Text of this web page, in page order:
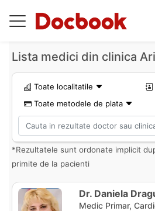
Lista medici din clinica
Toate localitatile
Toate metodele de plata
*Rezultatele sunt ordonate implicit
primite de la pacienti
Dr. Daniela
Medic Primar,